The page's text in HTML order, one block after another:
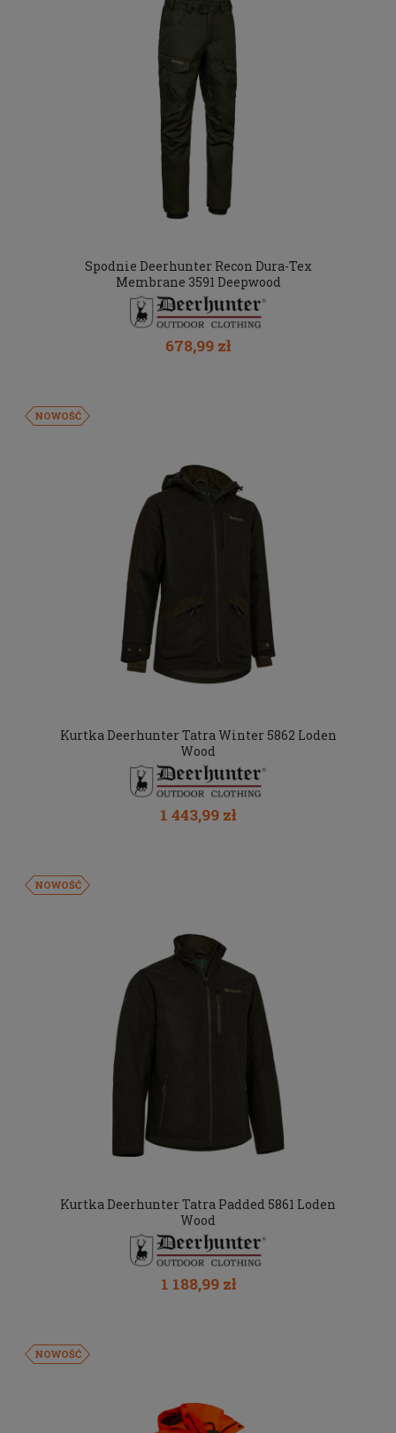
Spodnie Deerhunter Recon Dura-Tex
Membrane 3591 Deepwood
678,99 zł
Kurtka Deerhunter Tatra Winter 5862 Loden
Wood
1 443,99 zł
NOWOŚĆ
Kurtka Deerhunter Tatra Padded 5861 Loden
Wood
1 188,99 zł
NOWOŚĆ
NOWOŚĆ